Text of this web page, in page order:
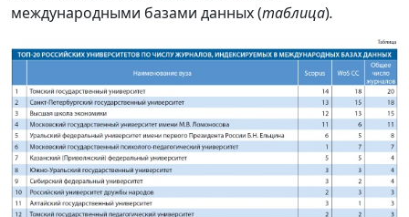
международными базами данных (таблица).